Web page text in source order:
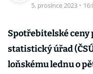
5. prosince 2023 ·
Spotřebitelské ceny
statistický úřad
loňskému lednu o